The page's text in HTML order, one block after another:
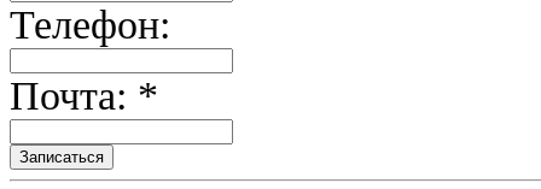
Телефон:
Почта: *